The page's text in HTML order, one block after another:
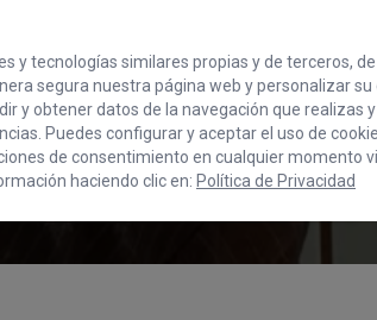
al sector
y tecnologías similares propias y de terceros,
segura nuestra página web y personalizar
y obtener datos de la navegación que realizas
Puedes configurar y aceptar el uso de
de consentimiento en cualquier momento
haciendo clic en: Política de Privacidad